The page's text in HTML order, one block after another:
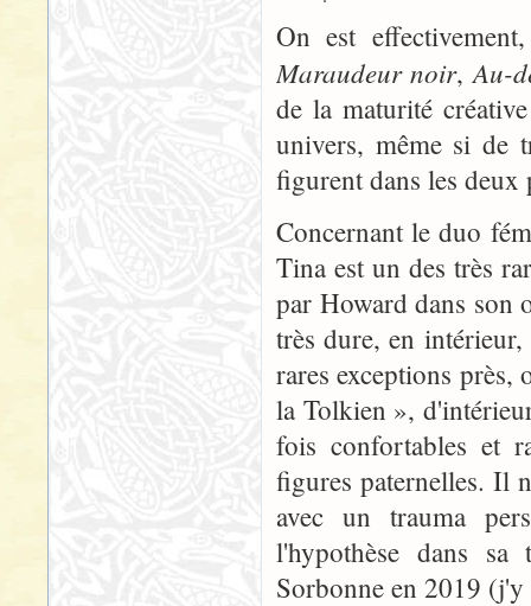
On est
Maraudeur noir,Au-
de la maturité
univers, même si de
figurent dans les deux
Concernant le duo
Tina est un des très
par Howard dans son
très dure, en
rares exceptions près,
la Tolkien »,
fois confortables et
figures paternelles. Il
avec un trauma
l'hypothèse dans
Sorbonne en 2019